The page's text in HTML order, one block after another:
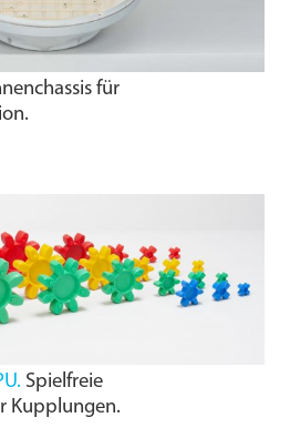
für
Spielfreie
Kupplungen.